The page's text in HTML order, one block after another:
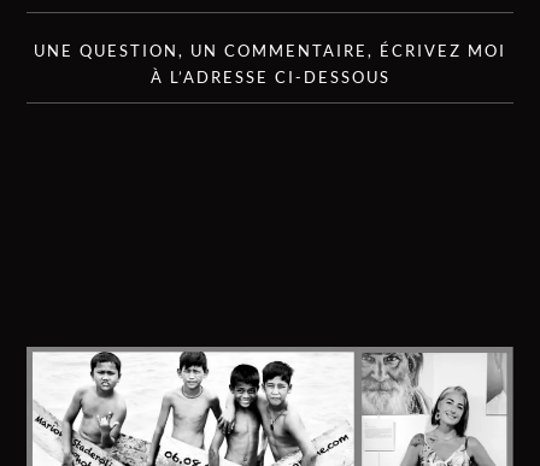
UNE QUESTION, UN COMMENTAIRE, ÉCRIVEZ MOI
À L’ADRESSE CI-DESSOUS